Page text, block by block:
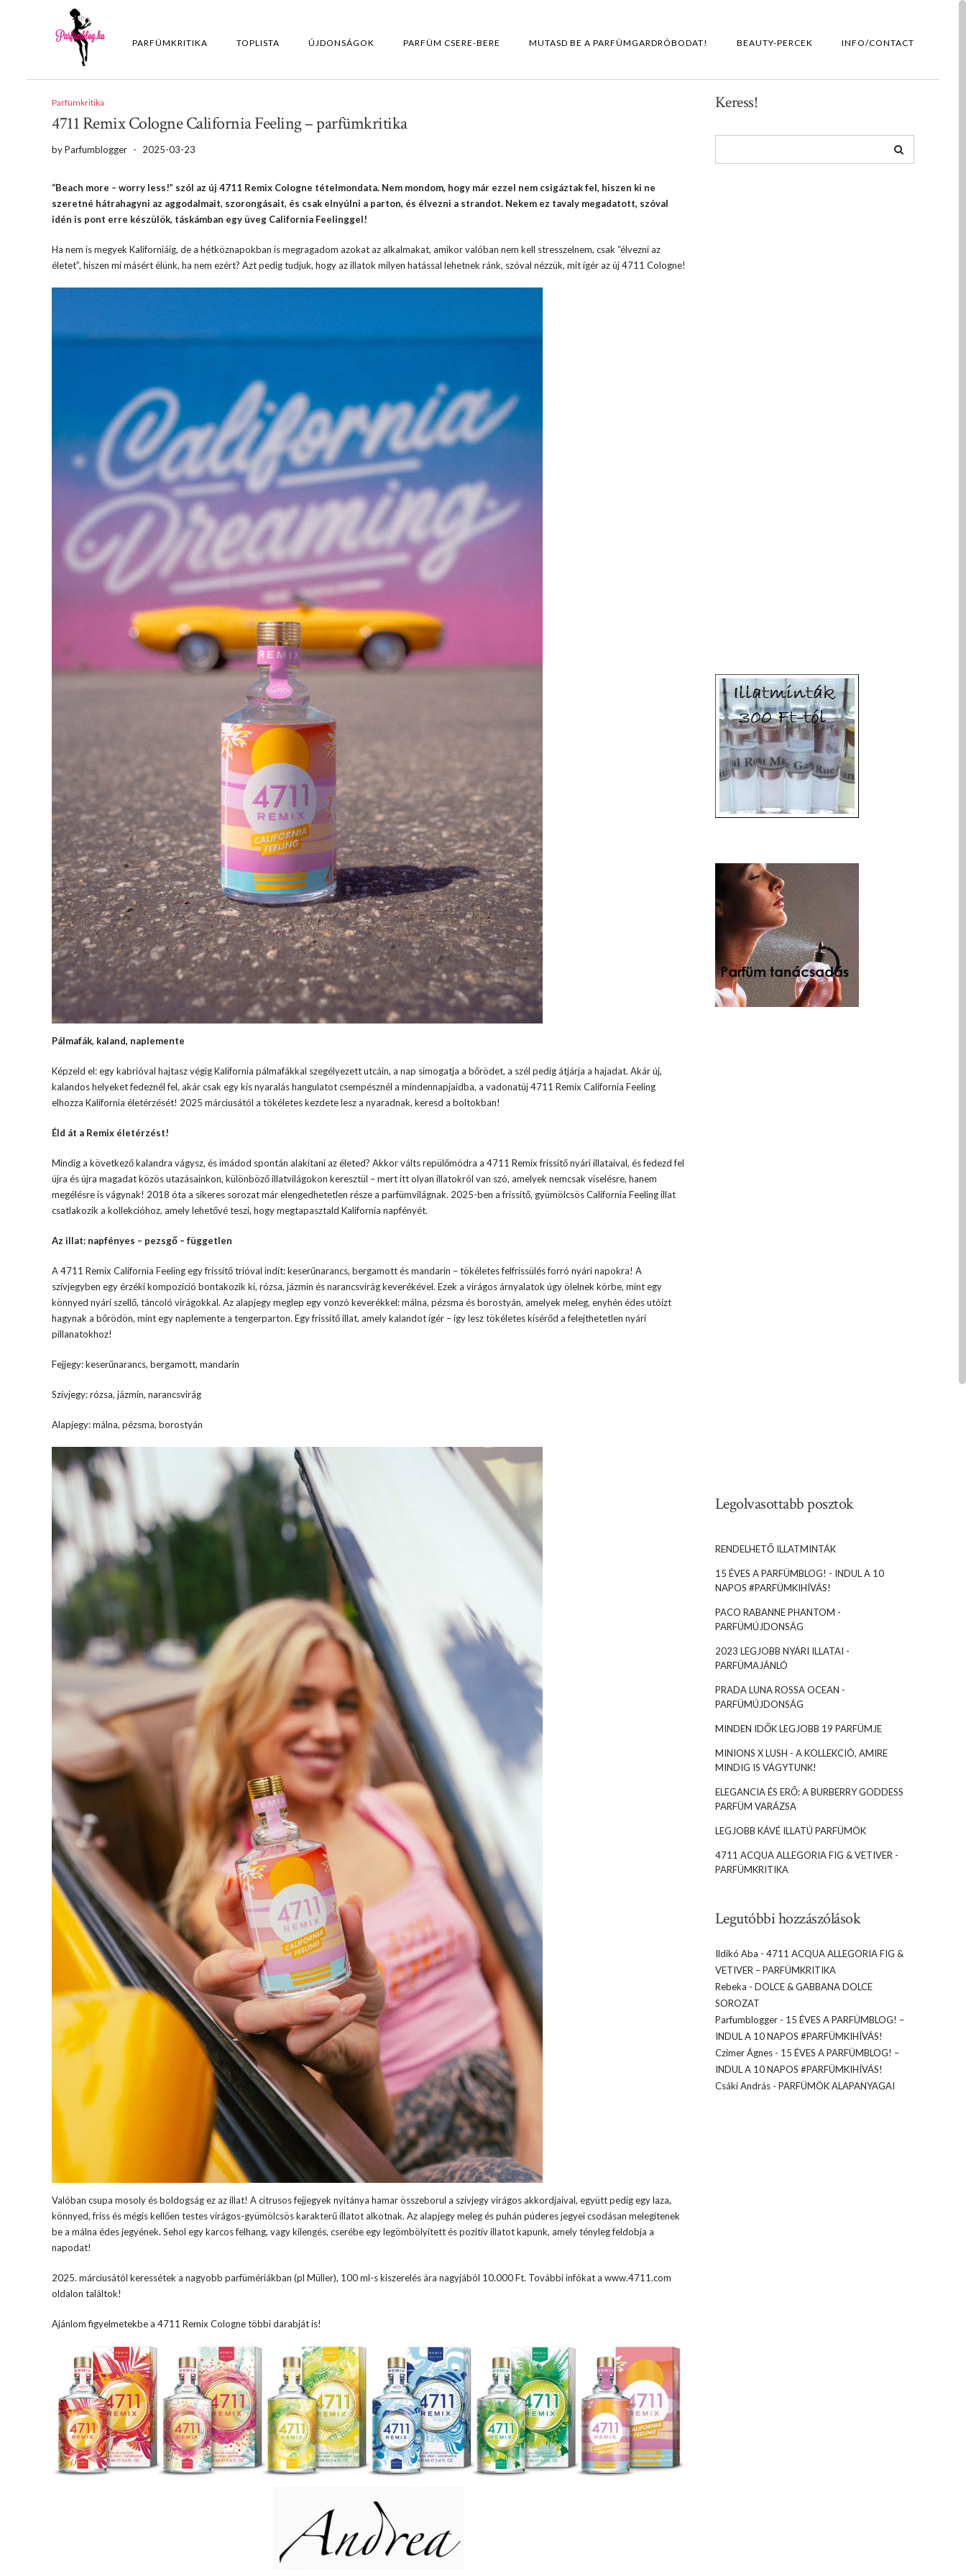
PARFÜMKRITIKA TOPLISTA ÚJDONSÁGOK PARFÜM CSERE-BERE MUTASD BE A PARFÜMGARDRÓBODAT! BEAUTY-PERCEK INFO/CONTACT
Parfümkritika
4711 Remix Cologne California Feeling – parfümkritika
byParfumblogger - 2025-03-23
“Beach more – worry less!” szól az új 4711 Remix Cologne tételmondata. Nem mondom, hogy már ezzel nem csigáztak fel, hiszen ki ne
szeretné hátrahagyni az aggodalmait, szorongásait, és csak elnyúlni a parton, és élvezni a strandot. Nekem ez tavaly megadatott, szóval
idén is pont erre készülök, táskámban egy üveg California Feelinggel!
Ha nem is megyek Kaliforniáig, de a hétköznapokban is megragadom azokat az alkalmakat, amikor valóban nem kell stresszelnem, csak “élvezni az
életet”, hiszen mi másért élünk, ha nem ezért? Azt pedig tudjuk, hogy az illatok milyen hatással lehetnek ránk, szóval nézzük, mit ígér az új 4711 Cologne!
Pálmafák, kaland, naplemente
Képzeld el: egy kabrióval hajtasz végig Kalifornia pálmafákkal szegélyezett utcáin, a nap simogatja a bőrödet, a szél pedig átjárja a hajadat. Akár új,
kalandos helyeket fedeznél fel, akár csak egy kis nyaralás hangulatot csempésznél a mindennapjaidba, a vadonatúj 4711 Remix California Feeling
elhozza Kalifornia életérzését! 2025 márciusától a tökéletes kezdete lesz a nyaradnak, keresd a boltokban!
Éld át a Remix életérzést!
Mindig a következő kalandra vágysz, és imádod spontán alakítani az életed? Akkor válts repülőmódra a 4711 Remix frissítő nyári illataival, és fedezd fel
újra és újra magadat közös utazásainkon, különböző illatvilágokon keresztül – mert itt olyan illatokról van szó, amelyek nemcsak viselésre, hanem
megélésre is vágynak! 2018 óta a sikeres sorozat már elengedhetetlen része a parfümvilágnak. 2025-ben a frissítő, gyümölcsös California Feeling illat
csatlakozik a kollekcióhoz, amely lehetővé teszi, hogy megtapasztald Kalifornia napfényét.
Az illat: napfényes – pezsgő – független
A 4711 Remix California Feeling egy frissítő trióval indít: keserűnarancs, bergamott és mandarin – tökéletes felfrissülés forró nyári napokra! A
szívjegyben egy érzéki kompozíció bontakozik ki, rózsa, jázmin és narancsvirág keverékével. Ezek a virágos árnyalatok úgy ölelnek körbe, mint egy
könnyed nyári szellő, táncoló virágokkal. Az alapjegy meglep egy vonzó keverékkel: málna, pézsma és borostyán, amelyek meleg, enyhén édes utóízt
hagynak a bőrödön, mint egy naplemente a tengerparton. Egy frissítő illat, amely kalandot ígér – így lesz tökéletes kísérőd a felejthetetlen nyári
pillanatokhoz!
Fejjegy: keserűnarancs, bergamott, mandarin
Szívjegy: rózsa, jázmin, narancsvirág
Alapjegy: málna, pézsma, borostyán
Valóban csupa mosoly és boldogság ez az illat! A citrusos fejjegyek nyitánya hamar összeborul a szívjegy virágos akkordjaival, együtt pedig egy laza,
könnyed, friss és mégis kellően testes virágos-gyümölcsös karakterű illatot alkotnak. Az alapjegy meleg és puhán púderes jegyei csodásan melegítenek
be a málna édes jegyének. Sehol egy karcos felhang, vagy kilengés, cserébe egy legömbölyített és pozitív illatot kapunk, amely tényleg feldobja a
napodat!
2025. márciusától keressétek a nagyobb parfümériákban (pl Müller), 100 ml-s kiszerelés ára nagyjából 10.000 Ft. További infókat a www.4711.com
oldalon találtok!
Ajánlom figyelmetekbe a 4711 Remix Cologne többi darabját is!
Keress!
Legolvasottabb posztok
RENDELHETŐ ILLATMINTÁK
15 ÉVES A PARFÜMBLOG! - INDUL A 10
NAPOS #PARFÜMKIHÍVÁS!
PACO RABANNE PHANTOM -
PARFÜMÚJDONSÁG
2023 LEGJOBB NYÁRI ILLATAI -
PARFÜMAJÁNLÓ
PRADA LUNA ROSSA OCEAN -
PARFÜMÚJDONSÁG
MINDEN IDŐK LEGJOBB 19 PARFÜMJE
MINIONS X LUSH - A KOLLEKCIÓ, AMIRE
MINDIG IS VÁGYTUNK!
ELEGANCIA ÉS ERŐ: A BURBERRY GODDESS
PARFÜM VARÁZSA
LEGJOBB KÁVÉ ILLATÚ PARFÜMÖK
4711 ACQUA ALLEGORIA FIG & VETIVER -
PARFÜMKRITIKA
Legutóbbi hozzászólások
Ildikó Aba - 4711 ACQUA ALLEGORIA FIG &
VETIVER – PARFÜMKRITIKA
Rebeka - DOLCE & GABBANA DOLCE
SOROZAT
Parfumblogger- 15 ÉVES A PARFÜMBLOG! –
INDUL A 10 NAPOS #PARFÜMKIHÍVÁS!
Czimer Ágnes- 15 ÉVES A PARFÜMBLOG! –
INDUL A 10 NAPOS #PARFÜMKIHÍVÁS!
Csáki András- PARFÜMÖK ALAPANYAGAI